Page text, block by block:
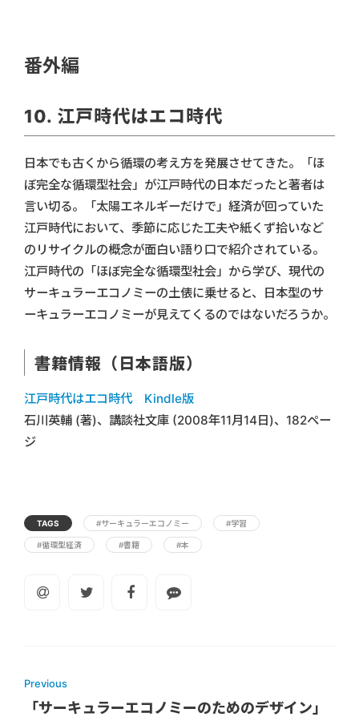
番外編
10. 江戸時代はエコ時代
日本でも古くから循環の考え方を発展させてきた。「ほ
ぼ完全な循環型社会」が江戸時代の日本だったと著者は
言い切る。「太陽エネルギーだけで」経済が回っていた
江戸時代において、季節に応じた工夫や紙くず拾いなど
のリサイクルの概念が面白い語り口で紹介されている。
江戸時代の「ほぼ完全な循環型社会」から学び、現代の
サーキュラーエコノミーの土俵に乗せると、日本型のサ
ーキュラーエコノミーが見えてくるのではないだろうか。
書籍情報（日本語版）
江戸時代はエコ時代 Kindle版
石川英輔 (著)、講談社文庫 (2008年11月14日)、182ペー
ジ
TAGS #サーキュラーエコノミー #学習
#循環型経済 #書籍 #本
Previous
「サーキュラーエコノミーのためのデザイン」